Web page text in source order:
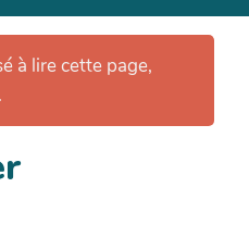
à lire cette page,